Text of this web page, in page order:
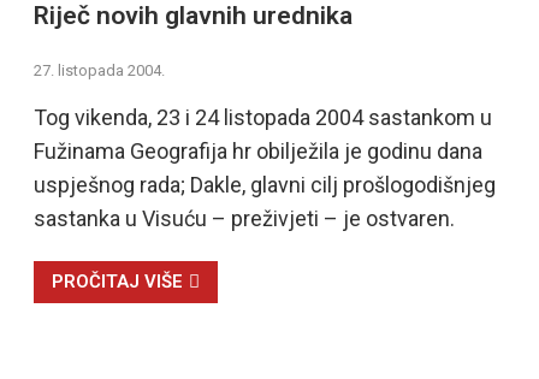
Riječ novih glavnih urednika
27. listopada 2004.
Tog vikenda, 23 i 24 listopada 2004 sastankom u
Fužinama Geografija hr obilježila je godinu dana
uspješnog rada; Dakle, glavni cilj prošlogodišnjeg
sastanka u Visuću – preživjeti – je ostvaren.
PROČITAJ VIŠE